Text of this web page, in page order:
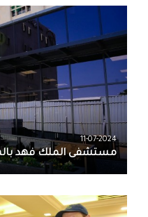
11-07-2024
مستشفى الملك فهد